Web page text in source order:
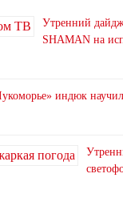
Утренний
SHAMAN на
индюк